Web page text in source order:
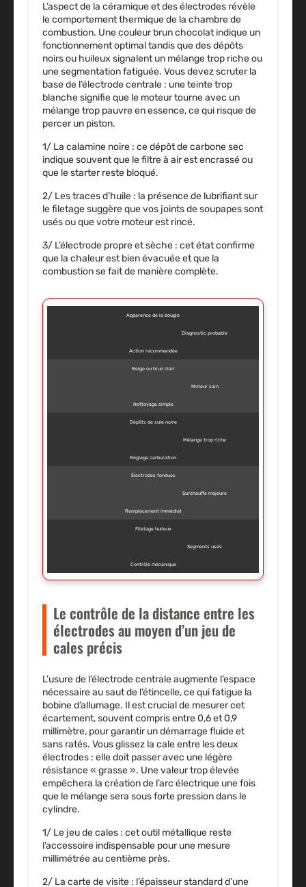
L’aspect de la céramique et des électrodes révèle
le comportement thermique de la chambre de
combustion. Une couleur brun chocolat indique un
fonctionnement optimal tandis que des dépôts
noirs ou huileux signalent un mélange trop riche ou
une segmentation fatiguée. Vous devez scruter la
base de l’électrode centrale : une teinte trop
blanche signifie que le moteur tourne avec un
mélange trop pauvre en essence, ce qui risque de
percer un piston.
1/ La calamine noire : ce dépôt de carbone sec
indique souvent que le filtre à air est encrassé ou
que le starter reste bloqué.
2/ Les traces d’huile : la présence de lubrifiant sur
le filetage suggère que vos joints de soupapes sont
usés ou que votre moteur est rincé.
3/ L’électrode propre et sèche : cet état confirme
que la chaleur est bien évacuée et que la
combustion se fait de manière complète.
Apparence de la bougie
Diagnostic probable
Action recommandée
Beige ou brun clair
Moteur sain
Nettoyage simple
Dépôts de suie noire
Mélange trop riche
Réglage carburation
Électrodes fondues
Surchauffe majeure
Remplacement immédiat
Filetage huileux
Segments usés
Contrôle mécanique
Le contrôle de la distance entre les
électrodes au moyen d’un jeu de
cales précis
L’usure de l’électrode centrale augmente l’espace
nécessaire au saut de l’étincelle, ce qui fatigue la
bobine d’allumage. Il est crucial de mesurer cet
écartement, souvent compris entre 0,6 et 0,9
millimètre, pour garantir un démarrage fluide et
sans ratés. Vous glissez la cale entre les deux
électrodes : elle doit passer avec une légère
résistance « grasse ». Une valeur trop élevée
empêchera la création de l’arc électrique une fois
que le mélange sera sous forte pression dans le
cylindre.
1/ Le jeu de cales : cet outil métallique reste
l’accessoire indispensable pour une mesure
millimétrée au centième près.
2/ La carte de visite : l’épaisseur standard d’une